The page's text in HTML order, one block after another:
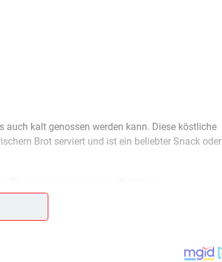
kalt genossen werden kann. Diese köstliche
Brot serviert und ist ein beliebter Snack oder